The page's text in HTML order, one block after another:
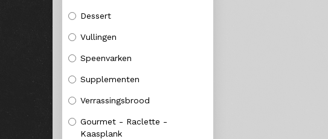
Dessert
Vullingen
Speenvarken
Supplementen
Verrassingsbrood
Gourmet - Raclette -
Kaasplank